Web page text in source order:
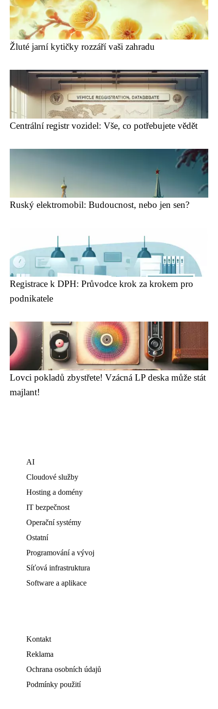
Žluté jarní kytičky rozzáří vaši zahradu
Centrální registr vozidel: Vše, co potřebujete vědět
Ruský elektromobil: Budoucnost, nebo jen sen?
Registrace k DPH: Průvodce krok za krokem pro
podnikatele
Lovci pokladů zbystřete! Vzácná LP deska může stát
majlant!
AI
Cloudové služby
Hosting a domény
IT bezpečnost
Operační systémy
Ostatní
Programování a vývoj
Síťová infrastruktura
Software a aplikace
Kontakt
Reklama
Ochrana osobních údajů
Podmínky použití